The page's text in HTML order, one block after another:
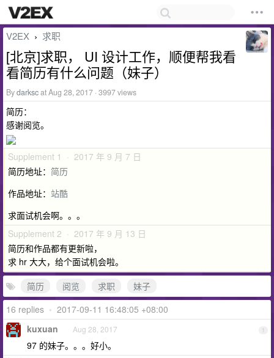
V2EX › 求职
[北京]求职， UI 设计工作，顺便帮我看
看简历有什么问题（妹子）
Bydarkscat Aug 28, 2017 · 3997 views
简历：
感谢阅览。
Supplement 1 · 2017 年 9 月 7 日
简历地址： 简历
作品地址： 站酷
求面试机会啊。。。
Supplement 2 · 2017 年 9 月 13 日
简历和作品都有更新啦，
求 hr 大大，给个面试机会啦。
简历
阅览 求职
妹子
16 replies • 2017-09-11 16:48:05 +08:00
1
kuxuan Aug 28, 2017
97 的妹子。。。好小。